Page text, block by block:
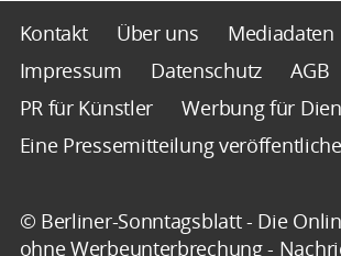
Kontakt Über uns
Mediadaten
Impressum
Datenschutz
AGB
PR für Künstler
Werbung für
Eine Pressemitteilung
© Berliner-Sonntagsblatt - Die
ohne Werbeunterbrechung -